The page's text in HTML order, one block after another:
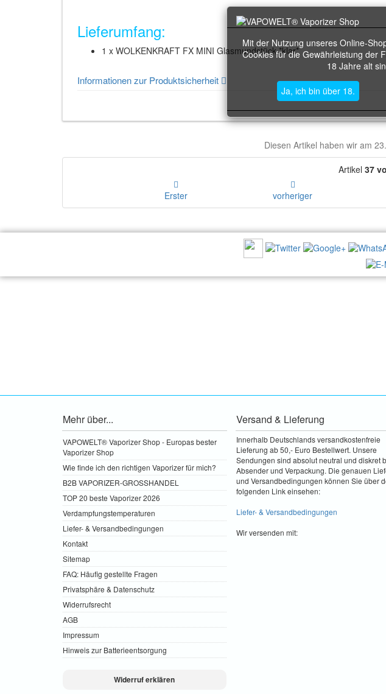
Mit der Nutzung unseres Online-
Cookies für die Gewährleistung der
18 Jahre alt
Ja, ich bin über 18.
Lieferumfang:
1 x WOLKENKRAFT FX MINI Glasmundstück *klar*
Informationen zur Produktsicherheit
Diesen Artikel haben wir am
Artikel 37
Erster vorheriger
Mehr über...
VAPOWELT® Vaporizer Shop - Europas bester
Vaporizer Shop
Wie finde ich den richtigen Vaporizer für mich?
B2B VAPORIZER-GROSSHANDEL
TOP 20 beste Vaporizer 2026
Verdampfungstemperaturen
Liefer- & Versandbedingungen
Kontakt
Sitemap
FAQ: Häufig gestellte Fragen
Privatsphäre & Datenschutz
Widerrufsrecht
AGB
Impressum
Hinweis zur Batterieentsorgung
Widerruf erklären
Versand & Lieferung
Innerhalb Deutschlands versandkostenfreie
Lieferung ab 50,- Euro Bestellwert. Unsere
Sendungen sind absolut neutral und diskret
Absender und Verpackung. Die genauen
und Versandbedingungen können Sie über
folgenden Link einsehen:
Liefer- & Versandbedingungen
Wir versenden mit: